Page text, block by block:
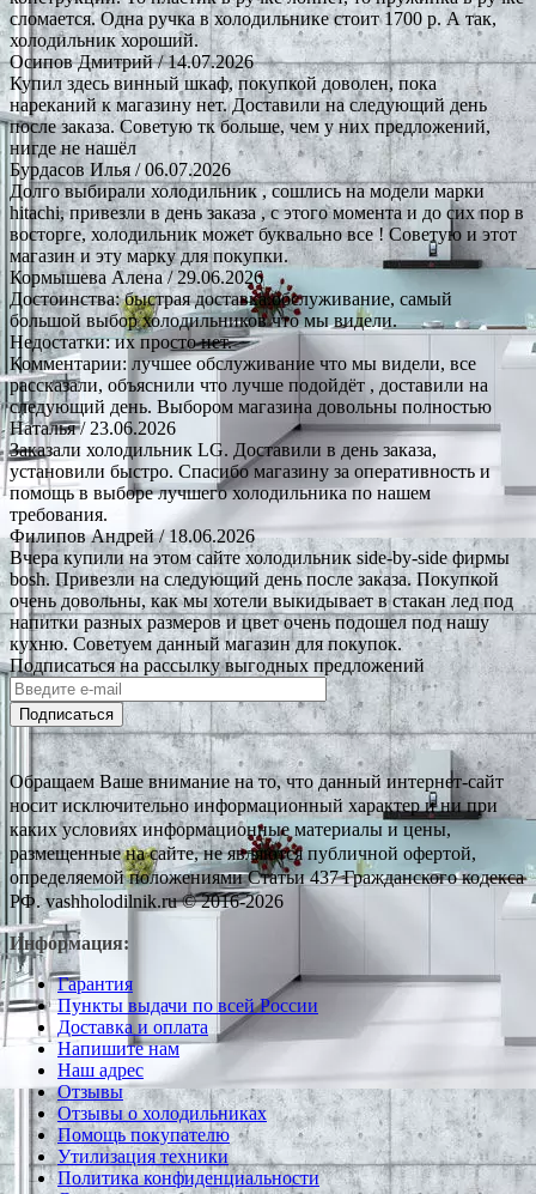
сломается. Одна ручка в холодильнике стоит 1700 р. А так,
холодильник хороший.
Осипов Дмитрий/ 14.07.2026
Купил здесь винный шкаф, покупкой доволен, пока
нареканий к магазину нет. Доставили на следующий день
после заказа. Советую тк больше, чем у них предложений,
нигде не нашёл
Бурдасов Илья/ 06.07.2026
Долго выбирали холодильник , сошлись на модели марки
hitachi, привезли в день заказа , с этого момента и до сих пор в
восторге, холодильник может буквально все ! Советую и этот
магазин и эту марку для покупки.
Кормышева Алена/ 29.06.2026
Достоинства: быстрая доставка.обслуживание, самый
большой выбор холодильников что мы видели.
Недостатки: их просто нет.
Комментарии: лучшее обслуживание что мы видели, все
рассказали, объяснили что лучше подойдёт , доставили на
следующий день. Выбором магазина довольны полностью
Наталья/ 23.06.2026
Заказали холодильник LG. Доставили в день заказа,
установили быстро. Спасибо магазину за оперативность и
помощь в выборе лучшего холодильника по нашем
требования.
Филипов Андрей/ 18.06.2026
Вчера купили на этом сайте холодильник side-by-side фирмы
bosh. Привезли на следующий день после заказа. Покупкой
очень довольны, как мы хотели выкидывает в стакан лед под
напитки разных размеров и цвет очень подошел под нашу
кухню. Советуем данный магазин для покупок.
Подписаться на рассылку выгодных предложений
Подписаться
Обращаем Ваше внимание на то, что данный интернет-сайт
носит исключительно информационный характер и ни при
каких условиях информационные материалы и цены,
размещенные на сайте, не являются публичной офертой,
определяемой положениями Статьи 437 Гражданского кодекса
РФ. vashholodilnik.ru © 2016-2026
Информация:
Гарантия
Пункты выдачи по всей России
Доставка и оплата
Напишите нам
Наш адрес
Отзывы
Отзывы о холодильниках
Помощь покупателю
Утилизация техники
Политика конфиденциальности